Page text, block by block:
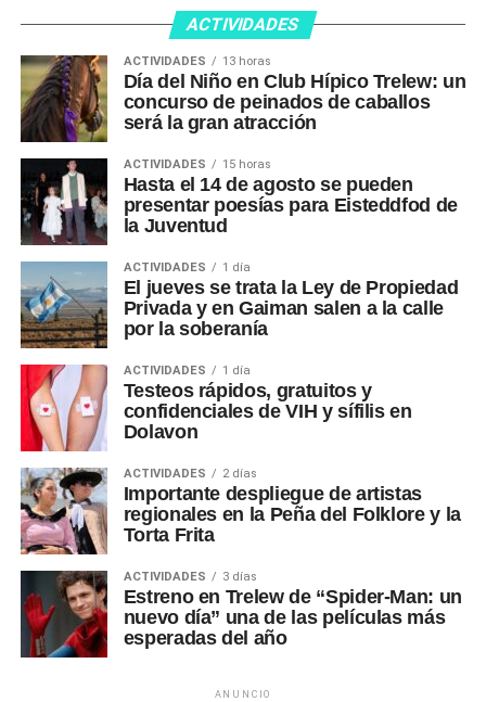
ACTIVIDADES
ACTIVIDADES 13 horas
Día del Niño en Club Hípico Trelew: un
concurso de peinados de caballos
será la gran atracción
ACTIVIDADES 15 horas
Hasta el 14 de agosto se pueden
presentar poesías para Eisteddfod de
la Juventud
ACTIVIDADES 1 día
El jueves se trata la Ley de Propiedad
Privada y en Gaiman salen a la calle
por la soberanía
ACTIVIDADES 1 día
Testeos rápidos, gratuitos y
confidenciales de VIH y sífilis en
Dolavon
ACTIVIDADES 2 días
Importante despliegue de artistas
regionales en la Peña del Folklore y la
Torta Frita
ACTIVIDADES 3 días
Estreno en Trelew de “Spider-Man: un
nuevo día” una de las películas más
esperadas del año
ANUNCIO